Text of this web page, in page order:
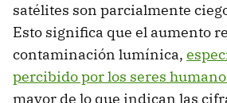
satélites son parcialmente
Esto significa que el aumento
contaminación lumínica,
percibido por los seres
mayor de lo que indican las